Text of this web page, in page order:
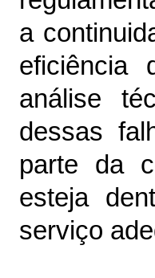
a
eficiência
análise
dessas
parte da
esteja
serviço